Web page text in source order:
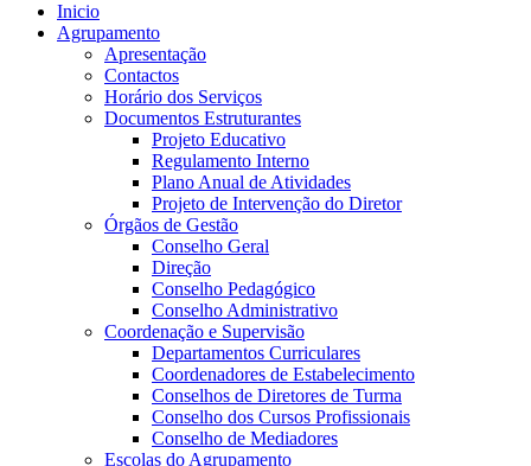
Inicio
Agrupamento
Apresentação
Contactos
Horário dos Serviços
Documentos Estruturantes
Projeto Educativo
Regulamento Interno
Plano Anual de Atividades
Projeto de Intervenção do Diretor
Órgãos de Gestão
Conselho Geral
Direção
Conselho Pedagógico
Conselho Administrativo
Coordenação e Supervisão
Departamentos Curriculares
Coordenadores de Estabelecimento
Conselhos de Diretores de Turma
Conselho dos Cursos Profissionais
Conselho de Mediadores
Escolas do Agrupamento